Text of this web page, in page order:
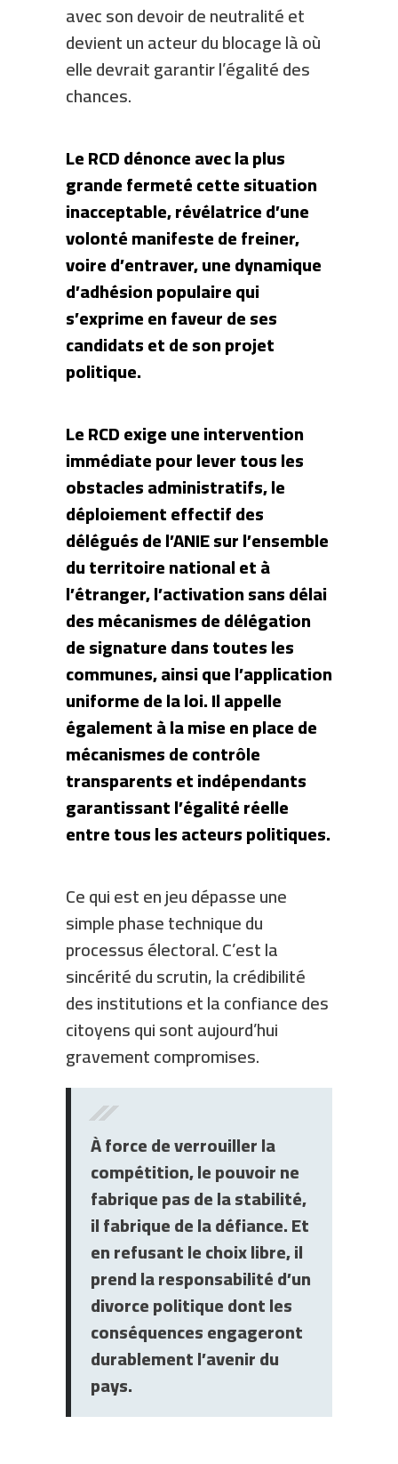
avec son devoir de neutralité et
devient un acteur du blocage là où
elle devrait garantir l’égalité des
chances.
Le RCD dénonce avec la plus
grande fermeté cette situation
inacceptable, révélatrice d’une
volonté manifeste de freiner,
voire d’entraver, une dynamique
d’adhésion populaire qui
s’exprime en faveur de ses
candidats et de son projet
politique.
Le RCD exige une intervention
immédiate pour lever tous les
obstacles administratifs, le
déploiement effectif des
délégués de l’ANIE sur l’ensemble
du territoire national et à
l’étranger, l’activation sans délai
des mécanismes de délégation
de signature dans toutes les
communes, ainsi que l’application
uniforme de la loi. Il appelle
également à la mise en place de
mécanismes de contrôle
transparents et indépendants
garantissant l’égalité réelle
entre tous les acteurs politiques.
Ce qui est en jeu dépasse une
simple phase technique du
processus électoral. C’est la
sincérité du scrutin, la crédibilité
des institutions et la confiance des
citoyens qui sont aujourd’hui
gravement compromises.
À force de verrouiller la
compétition, le pouvoir ne
fabrique pas de la stabilité,
il fabrique de la défiance. Et
en refusant le choix libre, il
prend la responsabilité d’un
divorce politique dont les
conséquences engageront
durablement l’avenir du
pays.